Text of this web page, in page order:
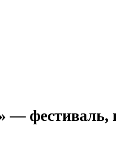
фестиваль,